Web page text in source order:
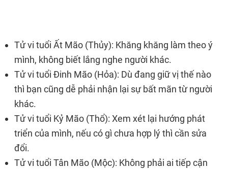
Tử vi tuổi Ất Mão (Thủy): Khăng khăng làm theo ý
mình, không biết lắng nghe người khác.
Tử vi tuổi Đinh Mão (Hỏa): Dù đang giữ vị thế nào
thì bạn cũng dễ phải nhận lại sự bất mãn từ người
khác.
Tử vi tuổi Kỷ Mão (Thổ): Xem xét lại hướng phát
triển của mình, nếu có gì chưa hợp lý thì cần sửa
đổi.
Tử vi tuổi Tân Mão (Mộc): Không phải ai tiếp cận